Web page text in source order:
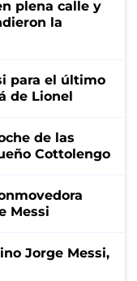
plena calle y
la
para el último
de Lionel
de las
Cottolengo
Messi
Jorge Messi,